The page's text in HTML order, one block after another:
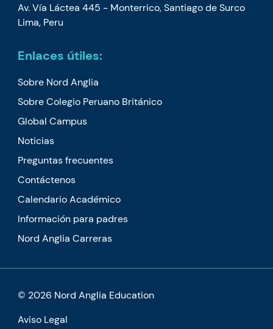
Av. Vía Láctea 445 - Monterrico, Santiago de Surco
Lima, Peru
Enlaces útiles:
Sobre Nord Anglia
Sobre Colegio Peruano Británico
Global Campus
Noticias
Preguntas frecuentes
Contáctenos
Calendario Académico
Información para padres
Nord Anglia Carreras
© 2026 Nord Anglia Education
Aviso Legal